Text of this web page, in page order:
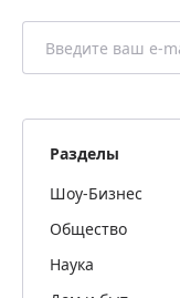
Разделы
Шоу-Бизнес
Общество
Наука